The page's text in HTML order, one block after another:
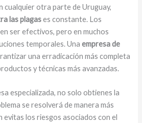
cualquier otra parte de Uruguay,
las plagases constante. Los
ser efectivos, pero en muchos
temporales. Unaempresa de
una erradicación más completa
y técnicas más avanzadas.
especializada, no solo obtienes la
se resolverá de manera más
evitas los riesgos asociados con el